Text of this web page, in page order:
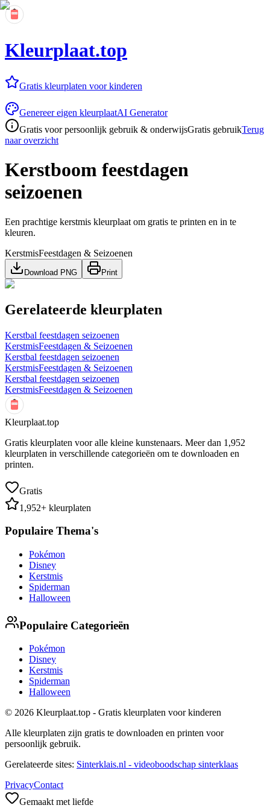
Kleurplaat.top
Gratis kleurplaten voor kinderen
Genereer eigen kleurplaatAI Generator
Gratis voor persoonlijk gebruik & onderwijsGratis gebruikTerug
naar overzicht
Kerstboom feestdagen
seizoenen
Een prachtige kerstmis kleurplaat om gratis te printen en in te
kleuren.
KerstmisFeestdagen & Seizoenen
Download PNG Print
Gerelateerde kleurplaten
Kerstbal feestdagen seizoenen
KerstmisFeestdagen & Seizoenen
Kerstbal feestdagen seizoenen
KerstmisFeestdagen & Seizoenen
Kerstbal feestdagen seizoenen
KerstmisFeestdagen & Seizoenen
Kleurplaat.top
Gratis kleurplaten voor alle kleine kunstenaars. Meer dan 1,952
kleurplaten in verschillende categorieën om te downloaden en
printen.
Gratis
1,952+ kleurplaten
Populaire Thema's
Pokémon
Disney
Kerstmis
Spiderman
Halloween
Populaire Categorieën
Pokémon
Disney
Kerstmis
Spiderman
Halloween
© 2026 Kleurplaat.top - Gratis kleurplaten voor kinderen
Alle kleurplaten zijn gratis te downloaden en printen voor
persoonlijk gebruik.
Gerelateerde sites: Sinterklais.nl - videoboodschap sinterklaas
PrivacyContact
Gemaakt met liefde